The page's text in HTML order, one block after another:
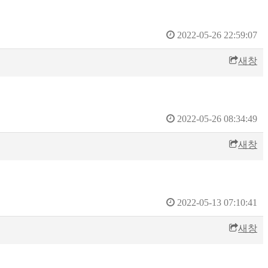
2022-05-26 22:59:07
새창
2022-05-26 08:34:49
새창
2022-05-13 07:10:41
새창